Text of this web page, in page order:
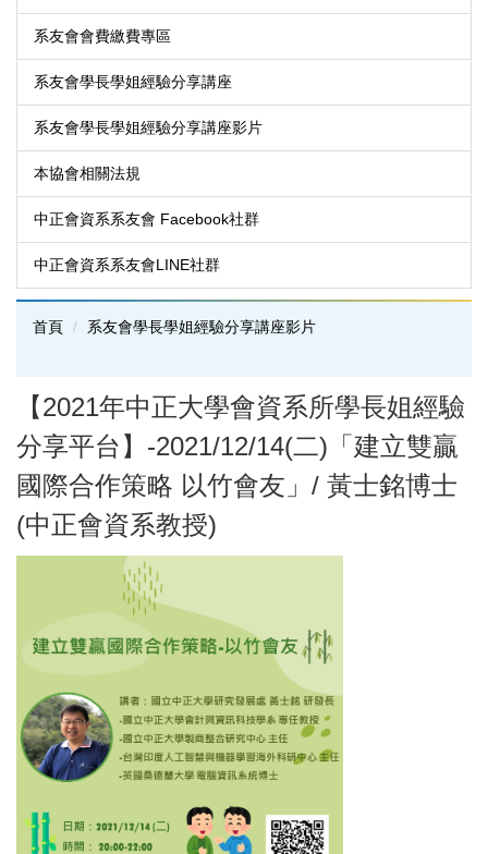
系友會會費繳費專區
系友會學長學姐經驗分享講座
系友會學長學姐經驗分享講座影片
本協會相關法規
中正會資系系友會 Facebook社群
中正會資系系友會LINE社群
首頁 系友會學長學姐經驗分享講座影片
【2021年中正大學會資系所學長姐經驗
分享平台】-2021/12/14(二)「建立雙贏
國際合作策略 以竹會友」/ 黃士銘博士
(中正會資系教授)